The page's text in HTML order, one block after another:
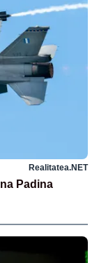
Realitatea.NET
Padina